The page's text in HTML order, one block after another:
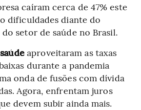
caíram cerca de 47% este
dificuldades diante do
setor de saúde no Brasil.
saúde aproveitaram as taxas
durante a pandemia
onda de fusões com dívida
Agora, enfrentam juros
devem subir ainda mais.